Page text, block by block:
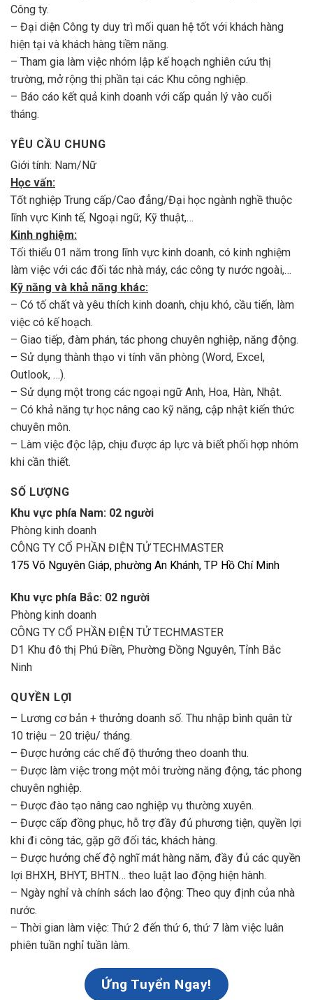
Công ty.
– Đại diện Công ty duy trì mối quan hệ tốt với khách hàng
hiện tại và khách hàng tiềm năng.
– Tham gia làm việc nhóm lập kế hoạch nghiên cứu thị
trường, mở rộng thị phần tại các Khu công nghiệp.
– Báo cáo kết quả kinh doanh với cấp quản lý vào cuối
tháng.
YÊU CẦU CHUNG
Giới tính: Nam/Nữ
Học vấn:
Tốt nghiệp Trung cấp/Cao đẳng/Đại học ngành nghề thuộc
lĩnh vực Kinh tế, Ngoại ngữ, Kỹ thuật,…
Kinh nghiệm:
Tối thiểu 01 năm trong lĩnh vực kinh doanh, có kinh nghiệm
làm việc với các đối tác nhà máy, các công ty nước ngoài,…
Kỹ năng và khả năng khác:
– Có tố chất và yêu thích kinh doanh, chịu khó, cầu tiến, làm
việc có kế hoạch.
– Giao tiếp, đàm phán, tác phong chuyên nghiệp, năng động.
– Sử dụng thành thạo vi tính văn phòng (Word, Excel,
Outlook, …).
– Sử dụng một trong các ngoại ngữ Anh, Hoa, Hàn, Nhật.
– Có khả năng tự học nâng cao kỹ năng, cập nhật kiến thức
chuyên môn.
– Làm việc độc lập, chịu được áp lực và biết phối hợp nhóm
khi cần thiết.
SỐ LƯỢNG
Khu vực phía Nam: 02 người
Phòng kinh doanh
CÔNG TY CỔ PHẦN ĐIỆN TỬ TECHMASTER
175 Võ Nguyên Giáp, phường An Khánh, TP Hồ Chí Minh
Khu vực phía Bắc: 02 người
Phòng kinh doanh
CÔNG TY CỔ PHẦN ĐIỆN TỬ TECHMASTER
D1 Khu đô thị Phú Điền, Phường Đồng Nguyên, Tỉnh Bắc
Ninh
QUYỀN LỢI
– Lương cơ bản + thưởng doanh số. Thu nhập bình quân từ
10 triệu – 20 triệu/ tháng.
– Được hưởng các chế độ thưởng theo doanh thu.
– Được làm việc trong một môi trường năng động, tác phong
chuyên nghiệp.
– Được đào tạo nâng cao nghiệp vụ thường xuyên.
– Được cấp đồng phục, hỗ trợ đầy đủ phương tiện, quyền lợi
khi đi công tác, gặp gỡ đối tác, khách hàng.
– Được hưởng chế độ nghĩ mát hàng năm, đầy đủ các quyền
lợi BHXH, BHYT, BHTN… theo luật lao động hiện hành.
– Ngày nghỉ và chính sách lao động: Theo quy định của nhà
nước.
– Thời gian làm việc: Thứ 2 đến thứ 6, thứ 7 làm việc luân
phiên tuần nghỉ tuần làm.
Ứng Tuyển Ngay!